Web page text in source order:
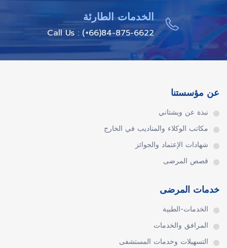
الخدمات الطارئة
Call Us : (+66)84-875-6622
عن مؤسستنا
نبذة عن ويشتاني
مكاتب الوكلاء والمناديب في الخارج
شهادات الإعتماد والجوائز
قصص المرضى
خدمات المرضى
الخدمات-الطبية
المرافق والخدمات
التسهيلات وخدمات المستشفى